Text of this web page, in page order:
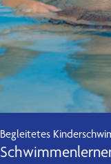
Begleitetes